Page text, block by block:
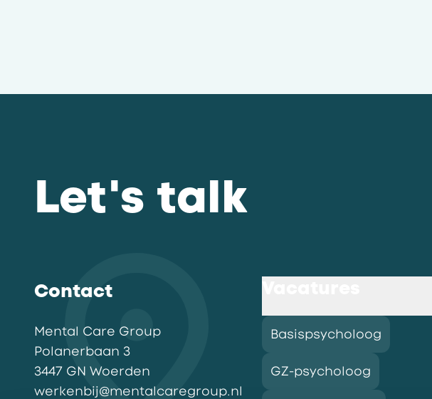
Let's talk
Contact
Mental Care Group
Polanerbaan 3
3447 GN Woerden
werkenbij@mentalcaregroup.nl
Basispsycholoog
GZ-psycholoog